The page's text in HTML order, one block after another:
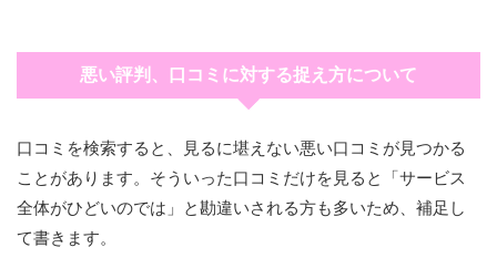
悪い評判、口コミに対する捉え方について
口コミを検索すると、見るに堪えない悪い口コミが見つかる
ことがあります。そういった口コミだけを見ると「サービス
全体がひどいのでは」と勘違いされる方も多いため、補足し
て書きます。